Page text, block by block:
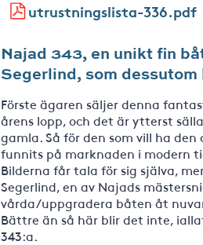
utrustningslista-336.pdf
Najad 343, en unikt fin
Segerlind, som
Förste ägaren säljer denna
årens lopp, och det är ytterst
gamla. Så för den som vill ha
funnits på marknaden i modern
Bilderna får tala för sig själva,
Segerlind, en av Najads
vårda/uppgradera båten åt
Bättre än så här blir det inte,
343:a.